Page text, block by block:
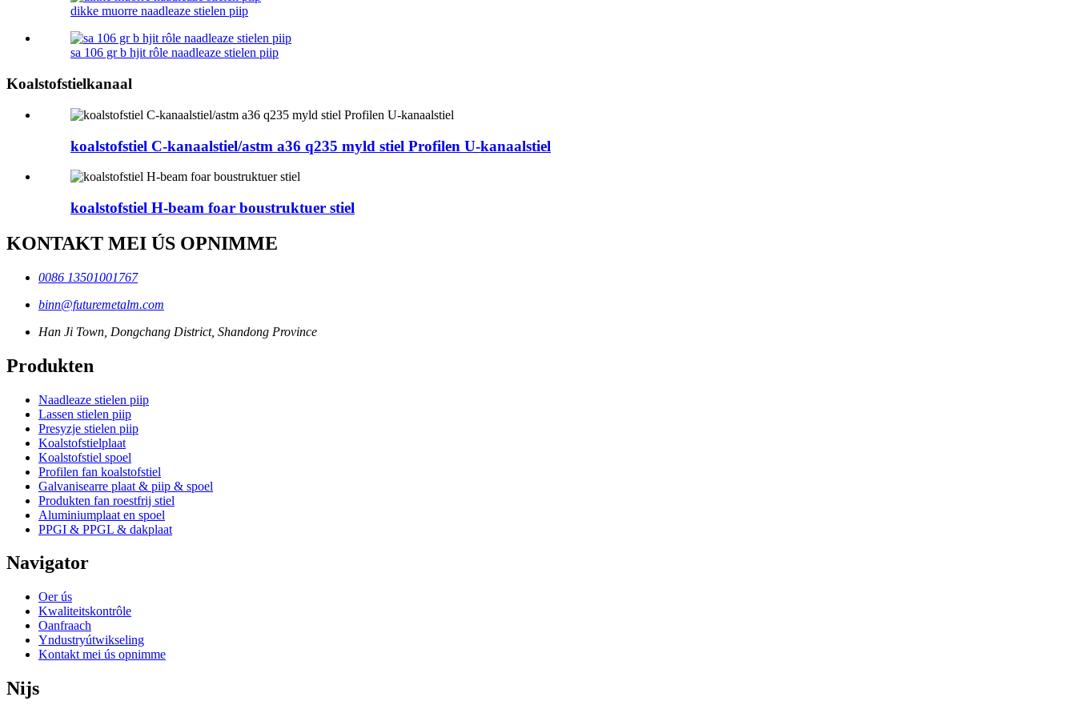
dikke muorre naadleaze stielen piip
sa 106 gr b hjit rôle naadleaze stielen piip
Koalstofstielkanaal
koalstofstiel C-kanaalstiel/astm a36 q235 myld stiel Profilen U-kanaalstiel
koalstofstiel H-beam foar boustruktuer stiel
KONTAKT MEI ÚS OPNIMME
0086 13501001767
binn@futuremetalm.com
Han Ji Town, Dongchang District, Shandong Province
Produkten
Naadleaze stielen piip
Lassen stielen piip
Presyzje stielen piip
Koalstofstielplaat
Koalstofstiel spoel
Profilen fan koalstofstiel
Galvanisearre plaat & piip & spoel
Produkten fan roestfrij stiel
Aluminiumplaat en spoel
PPGI & PPGL & dakplaat
Navigator
Oer ús
Kwaliteitskontrôle
Oanfraach
Yndustryútwikseling
Kontakt mei ús opnimme
Nijs